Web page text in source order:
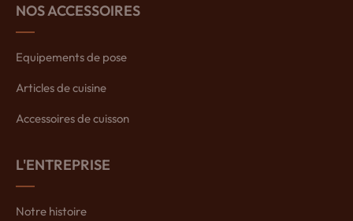
NOS ACCESSOIRES
Equipements de pose
Articles de cuisine
Accessoires de cuisson
L'ENTREPRISE
Notre histoire